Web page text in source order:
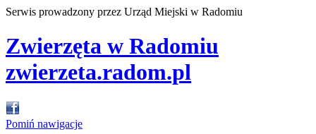
Serwis prowadzony przez Urząd Miejski w Radomiu
Zwierzęta w Radomiu
zwierzeta.radom.pl
Pomiń nawigacje